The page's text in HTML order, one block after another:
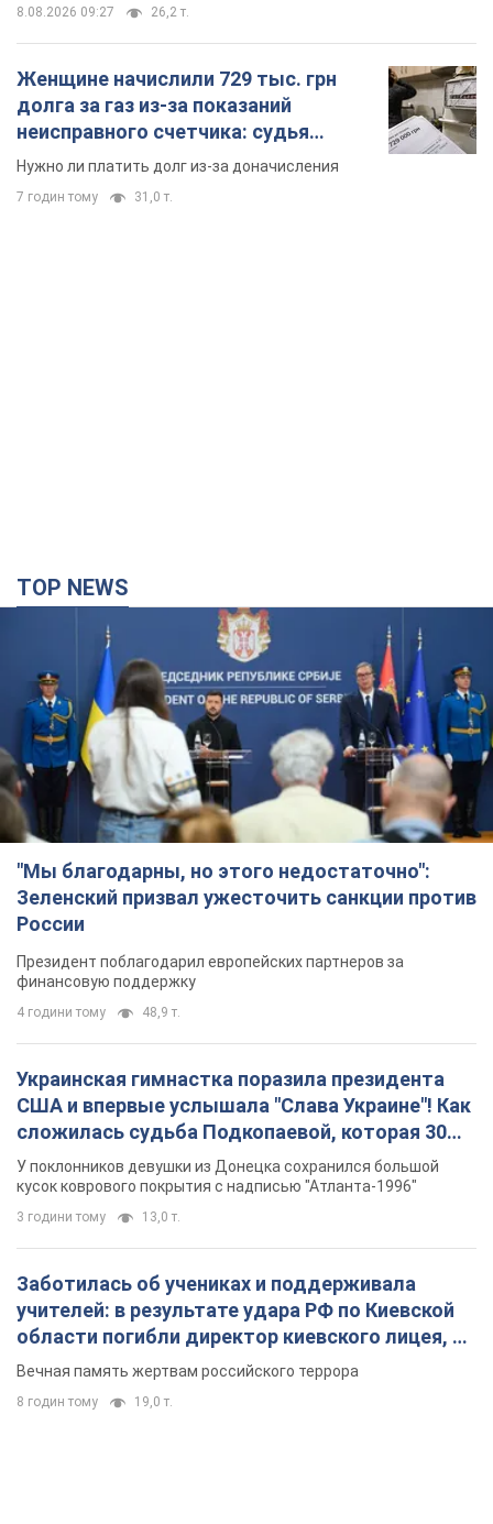
8.08.2026 09:27 26,2 т.
Женщине начислили 729 тыс. грн
долга за газ из-за показаний
неисправного счетчика: судья
вынес неожиданное решение
Нужно ли платить долг из-за доначисления
7 годин тому 31,0 т.
TOP NEWS
"Мы благодарны, но этого недостаточно":
Зеленский призвал ужесточить санкции против
России
Президент поблагодарил европейских партнеров за
финансовую поддержку
4 години тому 48,9 т.
Украинская гимнастка поразила президента
США и впервые услышала "Слава Украине"! Как
сложилась судьба Подкопаевой, которая 30
лет назад завоевала "золото" Олимпиады
У поклонников девушки из Донецка сохранился большой
кусок коврового покрытия с надписью "Атланта-1996"
3 години тому 13,0 т.
Заботилась об учениках и поддерживала
учителей: в результате удара РФ по Киевской
области погибли директор киевского лицея, её
муж и внук
Вечная память жертвам российского террора
8 годин тому 19,0 т.